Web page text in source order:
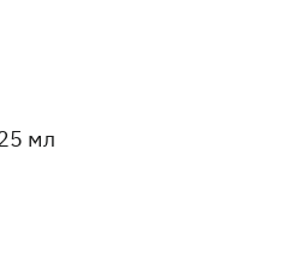
мл